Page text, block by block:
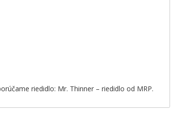
riedidlo: Mr. Thinner – riedidlo od MRP.